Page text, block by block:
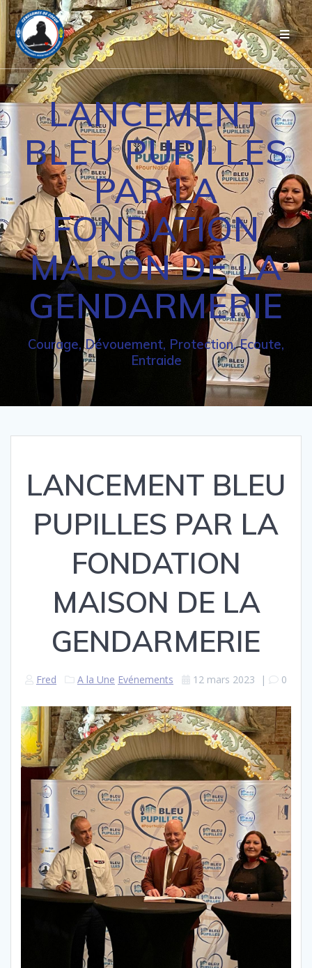
Passer
au
contenu
LANCEMENT
BLEU PUPILLES
PAR LA
FONDATION
MAISON DE LA
GENDARMERIE
Courage, Dévouement, Protection, Ecoute,
Entraide
LANCEMENT BLEU
PUPILLES PAR LA
FONDATION
MAISON DE LA
GENDARMERIE
Fred A la Une Evénements 12 mars 2023 | 0